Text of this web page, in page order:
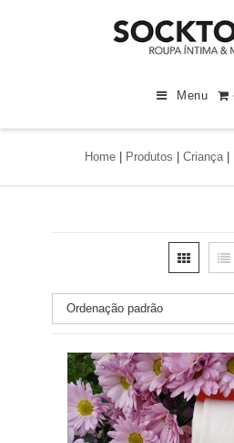
Menu
Home| Produtos Criança|
Ordenação padrão